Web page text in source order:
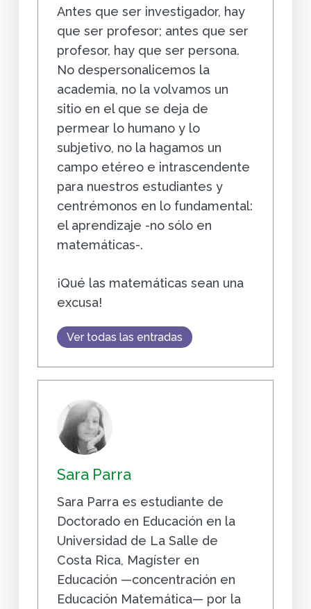
Antes que ser investigador, hay
que ser profesor; antes que ser
profesor, hay que ser persona.
No despersonalicemos la
academia, no la volvamos un
sitio en el que se deja de
permear lo humano y lo
subjetivo, no la hagamos un
campo etéreo e intrascendente
para nuestros estudiantes y
centrémonos en lo fundamental:
el aprendizaje -no sólo en
matemáticas-.
¡Qué las matemáticas sean una
excusa!
Ver todas las entradas
Sara Parra
Sara Parra es estudiante de
Doctorado en Educación en la
Universidad de La Salle de
Costa Rica, Magíster en
Educación —concentración en
Educación Matemática— por la